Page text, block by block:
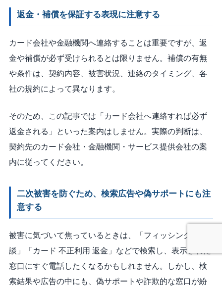
返金・補償を保証する表現に注意する
カード会社や金融機関へ連絡することは重要ですが、返
金や補償が必ず受けられるとは限りません。補償の有無
や条件は、契約内容、被害状況、連絡のタイミング、各
社の規約によって異なります。
そのため、この記事では「カード会社へ連絡すれば必ず
返金される」といった案内はしません。実際の判断は、
契約先のカード会社・金融機関・サービス提供会社の案
内に従ってください。
二次被害を防ぐため、検索広告や偽サポートにも注
意する
被害に気づいて焦っているときは、「フィッシング 相
談」「カード 不正利用 返金」などで検索し、表示された
窓口にすぐ電話したくなるかもしれません。しかし、検
索結果や広告の中にも、偽サポートや詐欺的な窓口が紛